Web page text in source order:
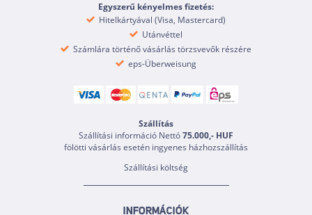
Egyszerű kényelmes fizetés:
Hitelkártyával (Visa, Mastercard)
Utánvéttel
Számlára történő vásárlás törzsvevők részére
eps-Überweisung
Szállítás
Szállítási információ Nettó75.000,- HUF
fölötti vásárlás esetén ingyenes házhozszállítás
Szállítási költség
INFORMÁCIÓK